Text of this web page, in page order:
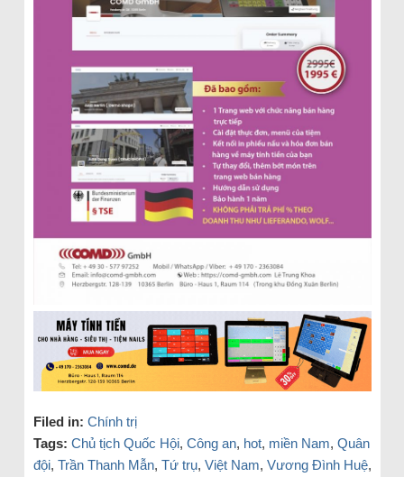
Filed in: Chính trị
Tags: Chủ tịch Quốc Hội, Công an, hot, miền Nam, Quân
đội, Trần Thanh Mẫn, Tứ trụ, Việt Nam, Vương Đình Huệ,